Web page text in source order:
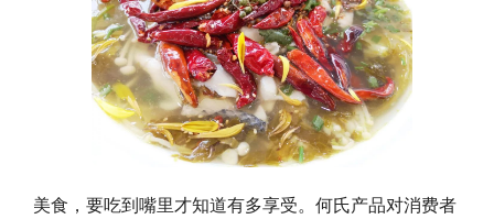
美食，要吃到嘴里才知道有多享受。何氏产品对消费者